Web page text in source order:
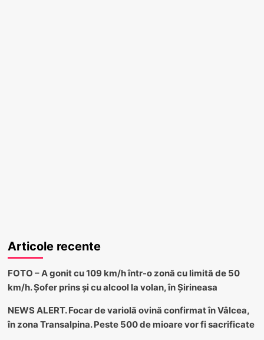
Articole recente
FOTO – A gonit cu 109 km/h într-o zonă cu limită de 50
km/h. Șofer prins și cu alcool la volan, în Șirineasa
NEWS ALERT. Focar de variolă ovină confirmat în Vâlcea,
în zona Transalpina. Peste 500 de mioare vor fi sacrificate